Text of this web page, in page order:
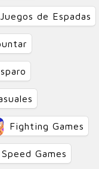
Juegos de Espadas
Fighting Games
Speed Games